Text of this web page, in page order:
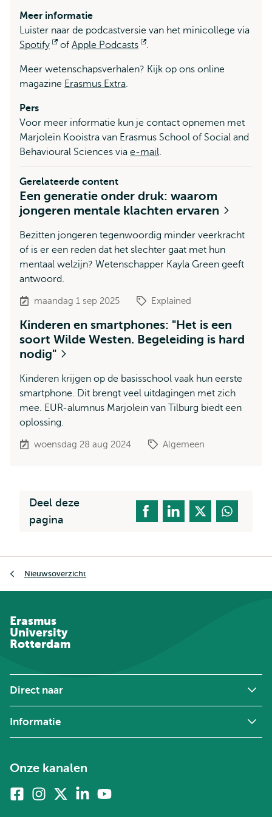
Meer informatie
Luister naar de podcastversie van het minicollege via
Spotify
Opent
of Apple Podcasts
Opent
.
Meer wetenschapsverhalen? Kijk op ons online
magazine Erasmus Extra.
Pers
Voor meer informatie kun je contact opnemen met
Marjolein Kooistra van Erasmus School of Social and
Behavioural Sciences via e-mail.
Gerelateerde content
Een generatie onder druk: waarom
jongeren mentale klachten ervaren
Bezitten jongeren tegenwoordig minder veerkracht
of is er een reden dat het slechter gaat met hun
mentaal welzijn? Wetenschapper Kayla Green geeft
antwoord.
maandag 1 sep 2025 Explained
Kinderen en smartphones: "Het is een
soort Wilde Westen. Begeleiding is hard
nodig"
Kinderen krijgen op de basisschool vaak hun eerste
smartphone. Dit brengt veel uitdagingen met zich
mee. EUR-alumnus Marjolein van Tilburg biedt een
oplossing.
woensdag 28 aug 2024 Algemeen
Deel deze
pagina
Nieuwsoverzicht
Erasmus
University
Rotterdam
Direct naar
Informatie
Onze kanalen
FacebookInstagram Linkedin